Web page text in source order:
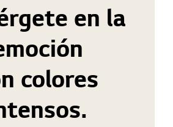
en la
colores